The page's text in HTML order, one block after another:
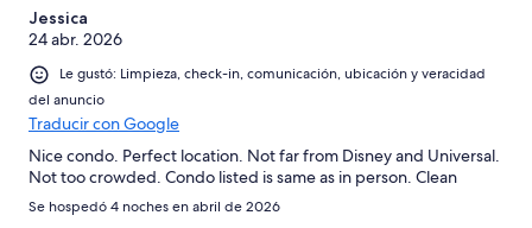
Jessica
24 abr. 2026
Le gustó: Limpieza, check-in, comunicación, ubicación y veracidad
del anuncio
Traducir con Google
Nice condo. Perfect location. Not far from Disney and Universal.
Not too crowded. Condo listed is same as in person. Clean
Se hospedó 4 noches en abril de 2026